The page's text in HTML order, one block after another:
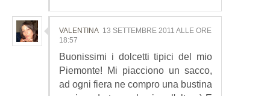
VALENTINA 13 SETTEMBRE 2011 ALLE ORE
18:57
Buonissimi i dolcetti tipici del mio
Piemonte! Mi piacciono un sacco,
ad ogni fiera ne compro una bustina